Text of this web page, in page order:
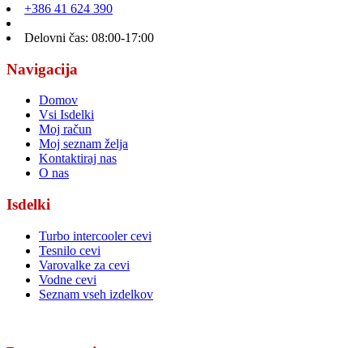
+386 41 624 390
Delovni čas: 08:00-17:00
Navigacija
Domov
Vsi Isdelki
Moj račun
Moj seznam želja
Kontaktiraj nas
O nas
Isdelki
Turbo intercooler cevi
Tesnilo cevi
Varovalke za cevi
Vodne cevi
Seznam vseh izdelkov